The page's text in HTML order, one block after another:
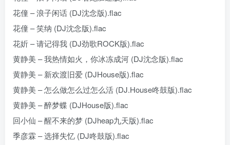
花僮 – 浪子闲话 (DJ沈念版).flac
花僮 – 笑纳 (DJ沈念版).flac
花妡 – 请记得我 (DJ劲歌ROCK版).flac
黄静美 – 我热情如火，你冰冻成河 (DJ沈念版).flac
黄静美 – 新欢渡旧爱 (DJHouse版).flac
黄静美 – 怎么做怎么过怎么活 (DJ.House咚鼓版).flac
黄静美 – 醉梦蝶 (DJHouse版).flac
回小仙 – 醒不来的梦 (DJheap九天版).flac
季彦霖 – 选择失忆 (DJ咚鼓版).flac